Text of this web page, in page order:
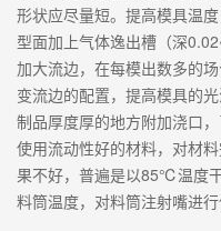
形状应尽量短。提高模具温
型面加上气体逸出槽（深
加大流边，在每模出数多的
变流边的配置，提高模具的
制品厚度厚的地方附加浇口
使用流动性好的材料，对材
果不好，普遍是以85℃温度
料筒温度，对料筒注射嘴进行